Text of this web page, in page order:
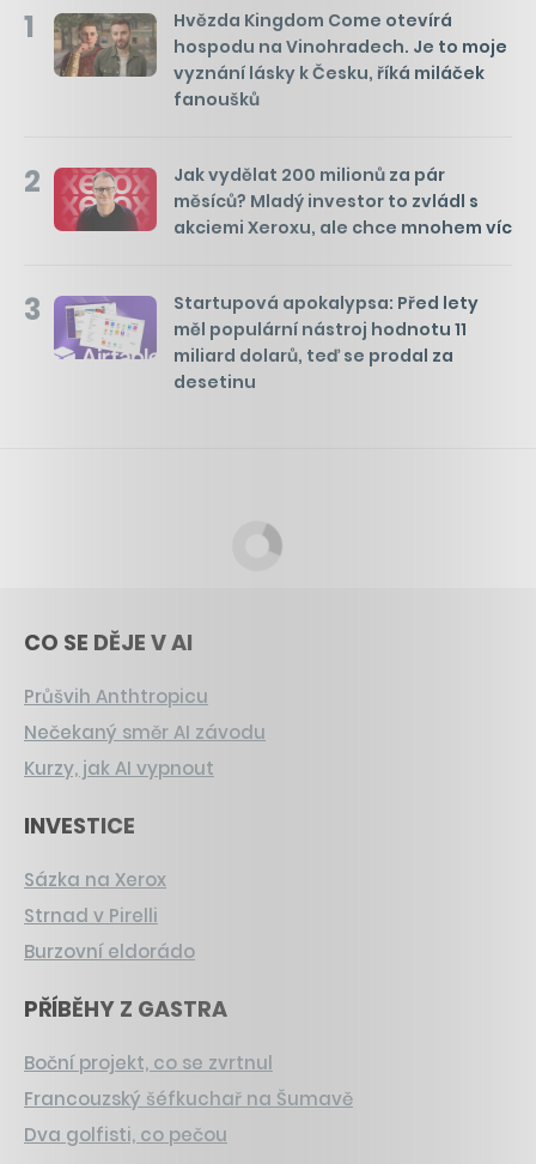
1
Hvězda Kingdom Come otevírá
hospodu na Vinohradech. Je to moje
vyznání lásky k Česku, říká miláček
fanoušků
2
Jak vydělat 200 milionů za pár
měsíců? Mladý investor to zvládl s
akciemi Xeroxu, ale chce mnohem víc
3
Startupová apokalypsa: Před lety
měl populární nástroj hodnotu 11
miliard dolarů, teď se prodal za
desetinu
CO SE DĚJE V AI
Průšvih Anthtropicu
Nečekaný směr AI závodu
Kurzy, jak AI vypnout
INVESTICE
Sázka na Xerox
Strnad v Pirelli
Burzovní eldorádo
PŘÍBĚHY Z GASTRA
Boční projekt, co se zvrtnul
Francouzský šéfkuchař na Šumavě
Dva golfisti, co pečou